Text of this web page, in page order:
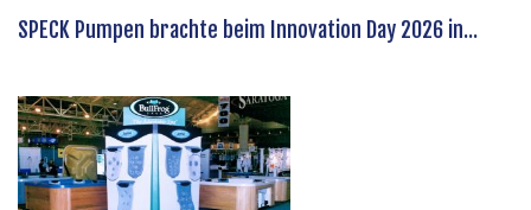
SPECK Pumpen brachte beim Innovation Day 2026 in...